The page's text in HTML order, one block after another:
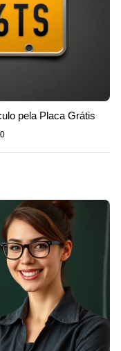
pela Placa Grátis